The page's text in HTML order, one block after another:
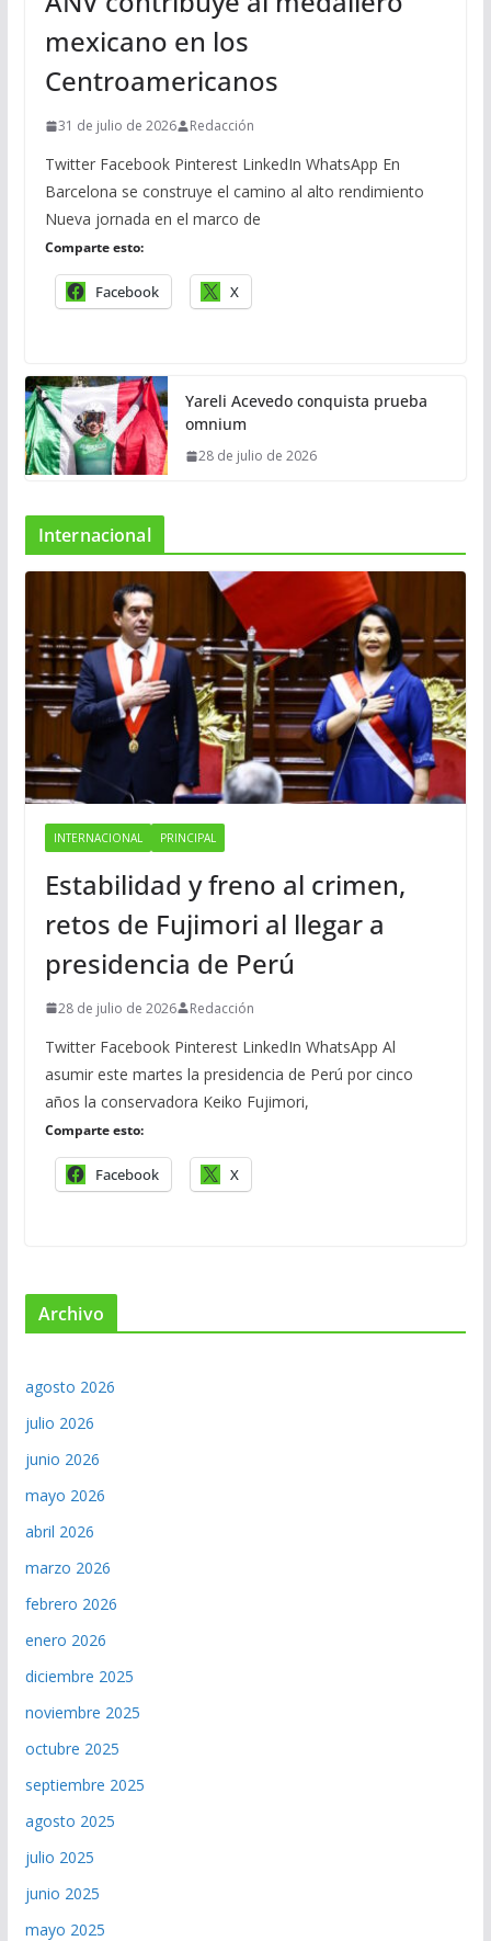
mexicano en los
Centroamericanos
31 de julio de 2026 Redacción
Twitter Facebook Pinterest LinkedIn WhatsApp En
Barcelona se construye el camino al alto rendimiento
Nueva jornada en el marco de
Comparte esto:
Facebook X
Yareli Acevedo conquista prueba
omnium
28 de julio de 2026
Internacional
INTERNACIONAL PRINCIPAL
Estabilidad y freno al crimen,
retos de Fujimori al llegar a
presidencia de Perú
28 de julio de 2026 Redacción
Twitter Facebook Pinterest LinkedIn WhatsApp Al
asumir este martes la presidencia de Perú por cinco
años la conservadora Keiko Fujimori,
Comparte esto:
Facebook X
Archivo
agosto 2026
julio 2026
junio 2026
mayo 2026
abril 2026
marzo 2026
febrero 2026
enero 2026
diciembre 2025
noviembre 2025
octubre 2025
septiembre 2025
agosto 2025
julio 2025
junio 2025
mayo 2025